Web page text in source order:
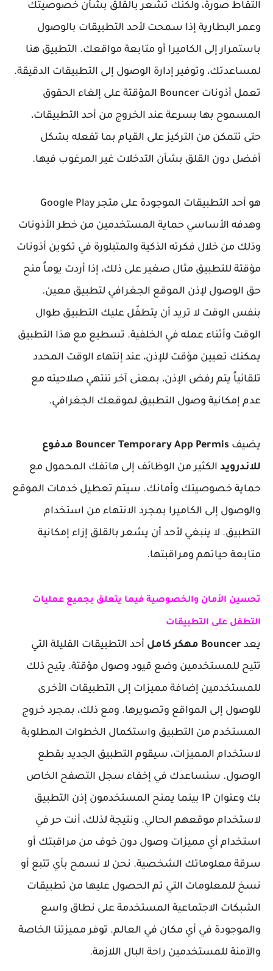
التقاط صورة، ولكنك تشعر بالقلق بشأن خصوصيتك
وعمر البطارية إذا سمحت لأحد التطبيقات بالوصول
باستمرار إلى الكاميرا أو متابعة مواقعك. التطبيق هنا
لمساعدتك، وتوفير إدارة الوصول إلى التطبيقات الدقيقة.
تعمل أذونات Bouncer المؤقتة على إلغاء الحقوق
المسموح بها بسرعة عند الخروج من أحد التطبيقات،
حتى تتمكن من التركيز على القيام بما تفعله بشكل
أفضل دون القلق بشأن التدخلات غير المرغوب فيها.
هو أحد التطبيقات الموجودة على متجر Google Play
وهدفه الأساسي حماية المستخدمين من خطر الأذونات
وذلك من خلال فكرته الذكية والمتبلورة في تكوين أذونات
مؤقتة للتطبيق مثال صغير على ذلك، إذا أردت يوماً منح
حق الوصول لإذن الموقع الجغرافي لتطبيق معين.
بنفس الوقت لا تريد أن يتطفّل عليك التطبيق طوال
الوقت وأثناء عمله في الخلفية. تسطيع مع هذا التطبيق
يمكنك تعيين مؤقت للإذن، عند إنتهاء الوقت المحدد
تلقائياً يتم رفض الإذن، بمعنى آخر تنتهي صلاحيته مع
عدم إمكانية وصول التطبيق لموقعك الجغرافي.
يضيف
Bouncer Temporary App Permis مدفوع
للاندرويد الكثير من الوظائف إلى هاتفك المحمول مع
حماية خصوصيتك وأمانك. سيتم تعطيل خدمات الموقع
والوصول إلى الكاميرا بمجرد الانتهاء من استخدام
التطبيق. لا ينبغي لأحد أن يشعر بالقلق إزاء إمكانية
متابعة حياتهم ومراقبتها.
تحسين الأمان والخصوصية فيما يتعلق بجميع عمليات
التطفل على التطبيقات
يعد Bouncer مهكر كامل
أحد التطبيقات القليلة التي
تتيح للمستخدمين وضع قيود وصول مؤقتة. يتيح ذلك
للمستخدمين إضافة مميزات إلى التطبيقات الأخرى
للوصول إلى المواقع وتصويرها. ومع ذلك، بمجرد خروج
المستخدم من التطبيق واستكمال الخطوات المطلوبة
لاستخدام المميزات، سيقوم التطبيق الجديد بقطع
الوصول. سنساعدك في إخفاء سجل التصفح الخاص
بك وعنوان IP بينما يمنح المستخدمون إذن التطبيق
لاستخدام موقعهم الحالي. ونتيجة لذلك، أنت حر في
استخدام أي مميزات وصول دون خوف من مراقبتك أو
سرقة معلوماتك الشخصية. نحن لا نسمح بأي تتبع أو
نسخ للمعلومات التي تم الحصول عليها من تطبيقات
الشبكات الاجتماعية المستخدمة على نطاق واسع
والموجودة في أي مكان في العالم. توفر مميزتنا الخاصة
والآمنة للمستخدمين راحة البال اللازمة.